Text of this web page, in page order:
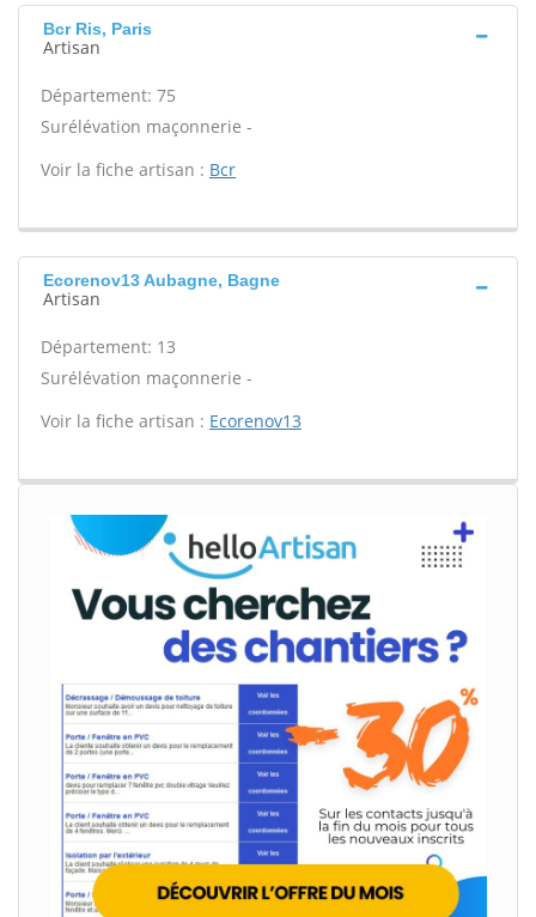
Bcr Ris, Paris
Artisan
Département: 75
Surélévation maçonnerie -
Voir la fiche artisan : Bcr
Ecorenov13 Aubagne, Bagne
Artisan
Département: 13
Surélévation maçonnerie -
Voir la fiche artisan : Ecorenov13